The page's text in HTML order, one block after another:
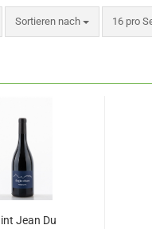
Sortieren nach
Sortieren nach 16 pro
pro Seite
Jean Du